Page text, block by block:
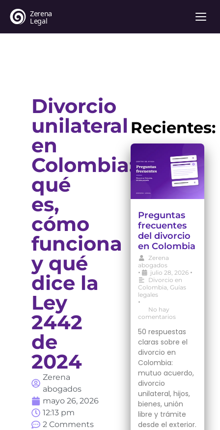
Divorcio
unilateral
en
Colombia:
qué
es,
cómo
funciona
y qué
dice la
Ley
2442
de
2024
Zerena
abogados
mayo 26, 2026
12:13 pm
2 Comments
Recientes:
Preguntas
frecuentes
del divorcio
en Colombia
Zerena
abogados
• julio 28, 2026 •
Divorcio en
Colombia Guías
legales
•
No hay
comentarios
50 respuestas
claras sobre el
divorcio en
Colombia:
mutuo acuerdo,
divorcio
unilateral, hijos,
bienes, unión
libre y trámite
desde el exterior.